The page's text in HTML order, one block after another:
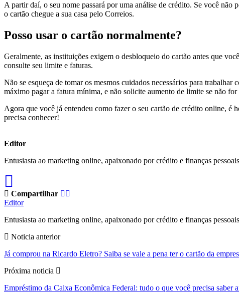
A partir daí, o seu nome passará por uma análise de crédito. Se você
o cartão chegue a sua casa pelo Correios.
Posso usar o cartão normalmente?
Geralmente, as instituições exigem o desbloqueio do cartão antes que
consulte seu limite e faturas.
Não se esqueça de tomar os mesmos cuidados necessários para
máximo pagar a fatura mínima, e não solicite aumento de limite se não for
Agora que você já entendeu como fazer o seu cartão de crédito online, é
precisa conhecer!
Editor
Entusiasta ao marketing online, apaixonado por crédito e finanças pessoais
Compartilhar
Editor
Entusiasta ao marketing online, apaixonado por crédito e finanças pessoais
Noticia anterior
Já comprou na Ricardo Eletro? Saiba se vale a pena ter o cartão da
Próxima noticia
Empréstimo da Caixa Econômica Federal: tudo o que você precisa saber